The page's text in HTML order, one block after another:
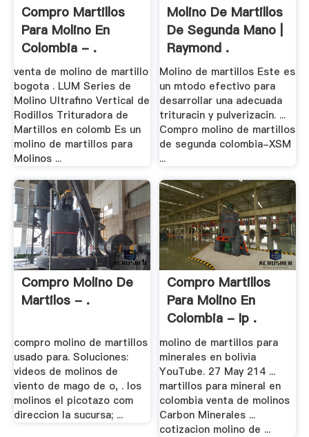
Compro Martillos
Para Molino En
Colombia - .
venta de molino de martillo
bogota . LUM Series de
Molino Ultrafino Vertical de
Rodillos Trituradora de
Martillos en colomb Es un
molino de martillos para
Molinos ...
Molino De Martillos
De Segunda Mano |
Raymond .
Molino de martillos Este es
un mtodo efectivo para
desarrollar una adecuada
trituracin y pulverizacin. ...
Compro molino de martillos
de segunda colombia-XSM
...
Compro Molino De
Martilos - .
compro molino de martillos
usado para. Soluciones:
videos de molinos de
viento de mago de o, . los
molinos el picotazo com
direccion la sucursa; ...
Compro Martillos
Para Molino En
Colombia - Ip .
molino de martillos para
minerales en bolivia
YouTube. 27 May 214 ...
martillos para mineral en
colombia venta de molinos
Carbon Minerales ...
cotizacion molino de ...